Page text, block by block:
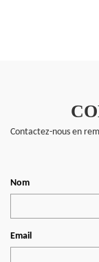
Contactez-nous en
Nom
Email